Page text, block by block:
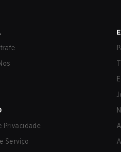
Privacidade
Serviço